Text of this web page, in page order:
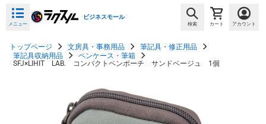
メニュー
ビジネスモール
検索 カート アカウント
トップページ 文房具・事務用品
筆記具・修正用品
筆記具収納用品
ペンケース・筆箱
SFJ×LIHIT LAB. コンパクトペンポーチ サンドベージュ 1個